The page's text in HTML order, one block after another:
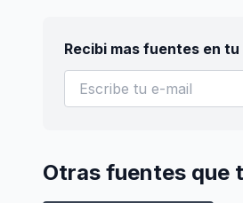
Recibi mas fuentes en tu
Otras fuentes que